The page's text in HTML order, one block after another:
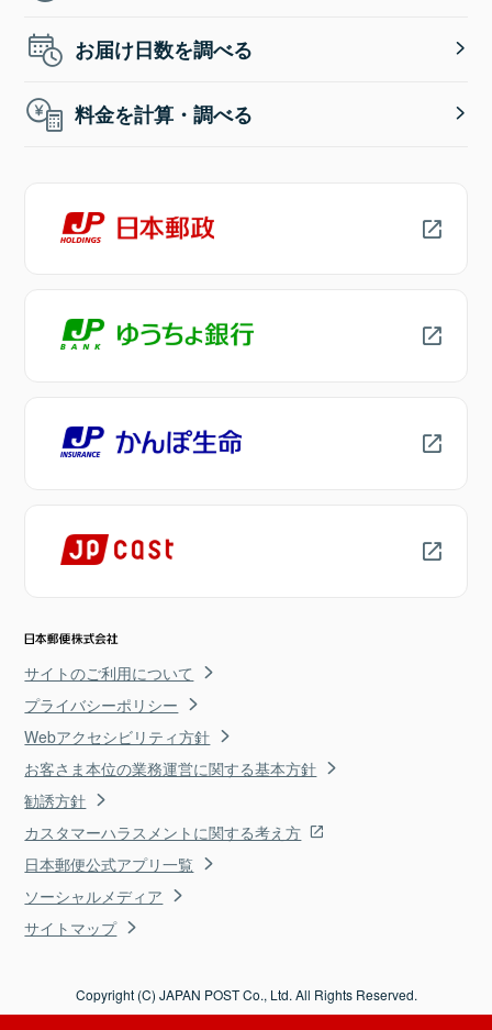
お届け日数を調べる
料金を計算・調べる
サイトのご利用について
プライバシーポリシー
Webアクセシビリティ方針
お客さま本位の業務運営に関する基本方針
勧誘方針
カスタマーハラスメントに関する考え方
日本郵便公式アプリ一覧
ソーシャルメディア
サイトマップ
Copyright (C) JAPAN POST Co., Ltd. All Rights Reserved.